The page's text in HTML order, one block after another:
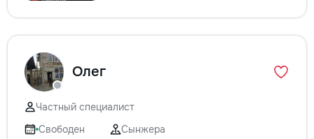
Олег
Частный специалист
Свободен
Сынжера